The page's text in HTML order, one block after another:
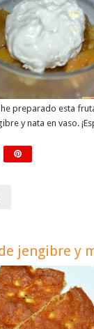
preparado esta
y nata en vaso.
jengibre y